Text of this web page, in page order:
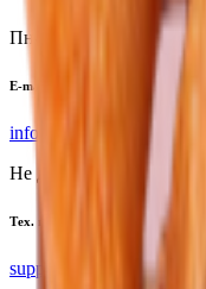
Пн-Пт: 8:00 - 17:00
E-mail
info@yoda.by
Не для электронных
Тех. поддержка
support@yoda.by